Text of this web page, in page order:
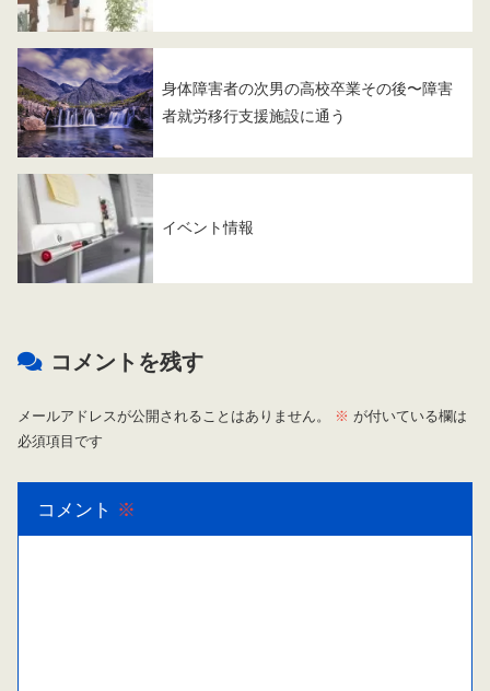
身体障害者の次男の高校卒業その後〜障害
者就労移行支援施設に通う
イベント情報
コメントを残す
メールアドレスが公開されることはありません。 ※ が付いている欄は
必須項目です
コメント ※